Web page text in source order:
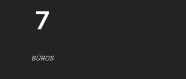
7
BÜROS